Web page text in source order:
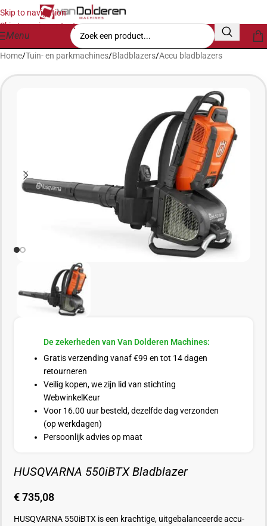
Skip to navigation
Skip to main content
Menu
Home/Tuin- en parkmachines/Bladblazers/Accu bladblazers
De zekerheden van Van Dolderen Machines:
Gratis verzending vanaf €99 en tot 14 dagen
retourneren
Veilig kopen, we zijn lid van stichting
WebwinkelKeur
Voor 16.00 uur besteld, dezelfde dag verzonden
(op werkdagen)
Persoonlijk advies op maat
HUSQVARNA 550iBTX Bladblazer
€735,08
HUSQVARNA 550iBTX is een krachtige, uitgebalanceerde accu-